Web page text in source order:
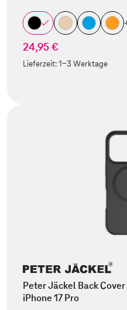
24,95 €
Lieferzeit:1-3 Werktage
Peter Jäckel Back
iPhone 17 Pro